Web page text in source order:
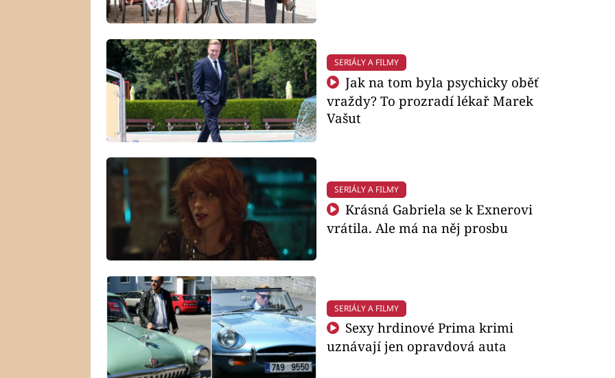
SERIÁLY A FILMY
Jak na tom byla psychicky oběť
vraždy? To prozradí lékař Marek
Vašut
SERIÁLY A FILMY
Krásná Gabriela se k Exnerovi
vrátila. Ale má na něj prosbu
SERIÁLY A FILMY
Sexy hrdinové Prima krimi
uznávají jen opravdová auta